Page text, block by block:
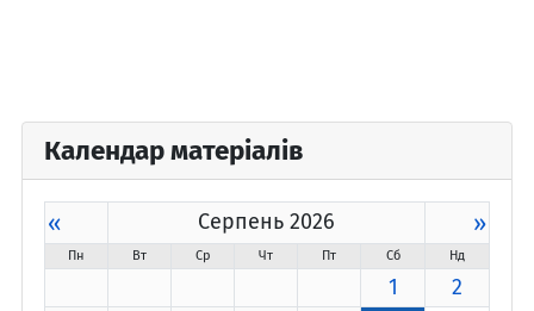
Календар матеріалів
« Серпень 2026 »
Пн Вт Ср Чт Пт Сб Нд
1
2